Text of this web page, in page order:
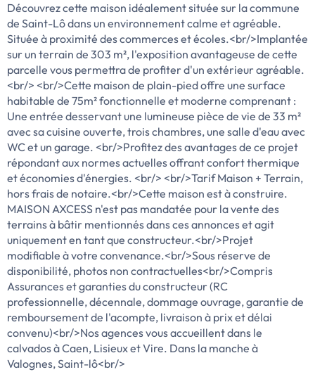
Découvrez cette maison idéalement située sur la commune
de Saint-Lô dans un environnement calme et agréable.
Située à proximité des commerces et écoles.<br/>Implantée
sur un terrain de 303 m², l'exposition avantageuse de cette
parcelle vous permettra de profiter d'un extérieur agréable.
<br/> <br/>Cette maison de plain-pied offre une surface
habitable de 75m² fonctionnelle et moderne comprenant :
Une entrée desservant une lumineuse pièce de vie de 33 m²
avec sa cuisine ouverte, trois chambres, une salle d'eau avec
WC et un garage. <br/>Profitez des avantages de ce projet
répondant aux normes actuelles offrant confort thermique
et économies d'énergies. <br/> <br/>Tarif Maison + Terrain,
hors frais de notaire.<br/>Cette maison est à construire.
MAISON AXCESS n'est pas mandatée pour la vente des
terrains à bâtir mentionnés dans ces annonces et agit
uniquement en tant que constructeur.<br/>Projet
modifiable à votre convenance.<br/>Sous réserve de
disponibilité, photos non contractuelles<br/>Compris
Assurances et garanties du constructeur (RC
professionnelle, décennale, dommage ouvrage, garantie de
remboursement de l'acompte, livraison à prix et délai
convenu)<br/>Nos agences vous accueillent dans le
calvados à Caen, Lisieux et Vire. Dans la manche à
Valognes, Saint-lô<br/>